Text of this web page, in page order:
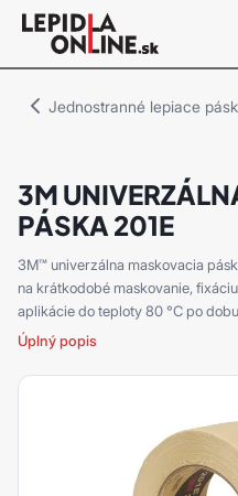
Priemyselné
lepidlá
Jednostranné lepiace
3M
PÁSKA 201E
3M™ univerzálna maskovacia
na krátkodobé maskovanie,
aplikácie do teploty 80 °C po
Úplný popis